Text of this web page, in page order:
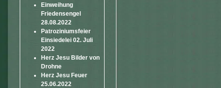
Einweihung
Friedensengel
28.08.2022
Patroziniumsfeier
Einsiedelei 02. Juli
2022
Herz Jesu Bilder von
Drohne
Herz Jesu Feuer
25.06.2022